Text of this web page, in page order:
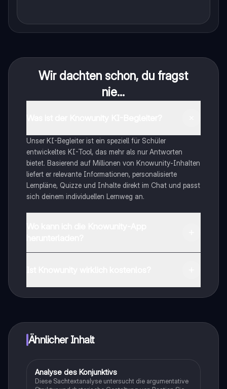
Wir dachten schon, du fragst
nie...
Unser KI-Begleiter ist ein speziell für Schüler
entwickeltes KI-Tool, das mehr als nur Antworten
bietet. Basierend auf Millionen von Knowunity-Inhalten
liefert er relevante Informationen, personalisierte
Lernpläne, Quizze und Inhalte direkt im Chat und passt
sich deinem individuellen Lernweg an.
Ähnlicher Inhalt
Deutsch
Analyse des Konjunktivs
Diese Sachtextanalyse untersucht die argumentative